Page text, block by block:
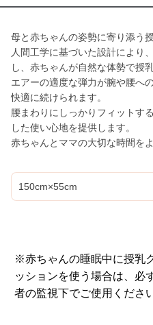
母と赤ちゃんの姿勢に寄り添う
人間工学に基づいた設計により
し、赤ちゃんが自然な体勢で授
エアーの適度な弾力が腕や腰へ
快適に続けられます。
腰まわりにしっかりフィットす
した使い心地を提供します。
赤ちゃんとママの大切な時間を
150cm×55cm
※赤ちゃんの睡眠中に授乳
ッションを使う場合は、必
者の監視下でご使用ください